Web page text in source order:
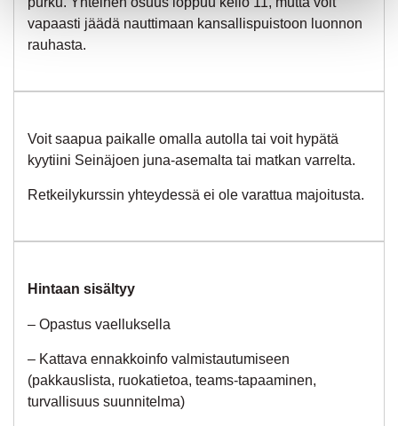
vapaasti jäädä nauttimaan kansallispuistoon luonnon
rauhasta.
Voit saapua paikalle omalla autolla tai voit hypätä
kyytiini Seinäjoen juna-asemalta tai matkan varrelta.
Retkeilykurssin yhteydessä ei ole varattua majoitusta.
Hintaan sisältyy
– Opastus vaelluksella
– Kattava ennakkoinfo valmistautumiseen
(pakkauslista, ruokatietoa, teams-tapaaminen,
turvallisuus suunnitelma)